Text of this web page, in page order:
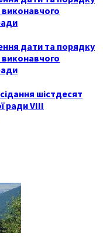
виконавчого
дати та порядку
виконавчого
шістдесят
ради VIII